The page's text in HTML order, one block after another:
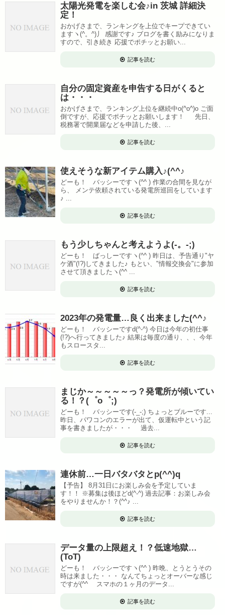
太陽光発電を楽しむ会♪in 茨城 詳細決
定！
おかげさまで、ランキングを上位でキープできてい
ますヽ(^。^)丿 感謝です♪ ブログを書く励みになりま
すので、引き続き 応援でポチッとお願い...
記事を読む
自分の固定資産を申告する日がくると
は・・・
おかげさまで、ランキング上位を継続中o(^o^)o ご面
倒ですが、応援でポチッとお願いします！ 先日、
税務署で開業届などを申請した後、...
記事を読む
使えそうな新アイテム購入♪(^^♪
どーも！ バッシーですヽ(^^ ) 作業の合間を見なが
ら、 メンテ依頼されている発電所巡回をしています
♪ ...
記事を読む
もう少しちゃんと考えようよ(-。-;)
どーも！ ばっしーですヽ(^^ ) 昨日は、予告通り"ヤ
ケ酒"(!?)してきました♪ もとい、"情報交換会"に参加
させて頂きましたヽ(^^ ...
記事を読む
2023年の発電量…良く出来ました(^^♪
どーも！ バッシーですd(^-^) 今日は今年の初仕事
(!?)へ行ってきました♪ 結果は毎度の通り、、、今年
もスロースタ...
記事を読む
まじか～～～～～っ？発電所が傾いてい
る！？(゜o゜;)
どーも！ バッシーです(-_-;) ちょっとブルーです...
昨日、パワコンのエラーが出て、仮運転中という記
事を書きましたが・・・ 過去...
記事を読む
連休前…一日バタバタとp(^^)q
【予告】 8月31日にお楽しみ会を予定していま
す！！ ※募集は後ほどd(^-^) 過去記事：お楽しみ会
をやりませんか！？(^^♪ ...
記事を読む
データ量の上限超え！？低速地獄…
(ToT)
どーも！ バッシーですヽ(^^ ) 昨晩、とうとうその
時は来ました・・・ なんてちょっとオーバーな感じ
ですが(^^ゞ スマホの１ヶ月のデータ...
記事を読む